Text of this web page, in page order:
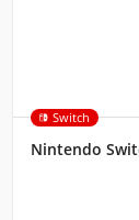
Switch
Nintendo